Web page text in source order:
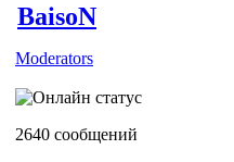
BaisoN
Moderators
2640 сообщений